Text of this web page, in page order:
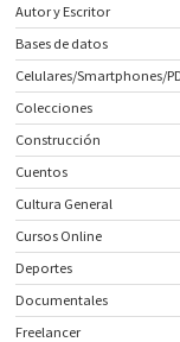
Autor y Escritor
Bases de datos
Celulares/Smartphones/
Colecciones
Construcción
Cuentos
Cultura General
Cursos Online
Deportes
Documentales
Freelancer